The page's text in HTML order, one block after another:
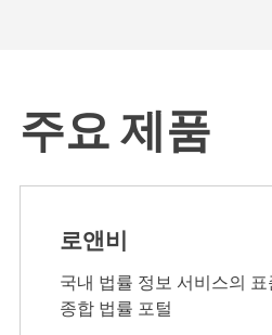
주요 제품
로앤비
국내 법률 정보 서비스의
종합 법률 포털